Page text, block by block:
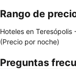
Rango de
Hoteles en Teresópolis
(Precio por noche)
Preguntas